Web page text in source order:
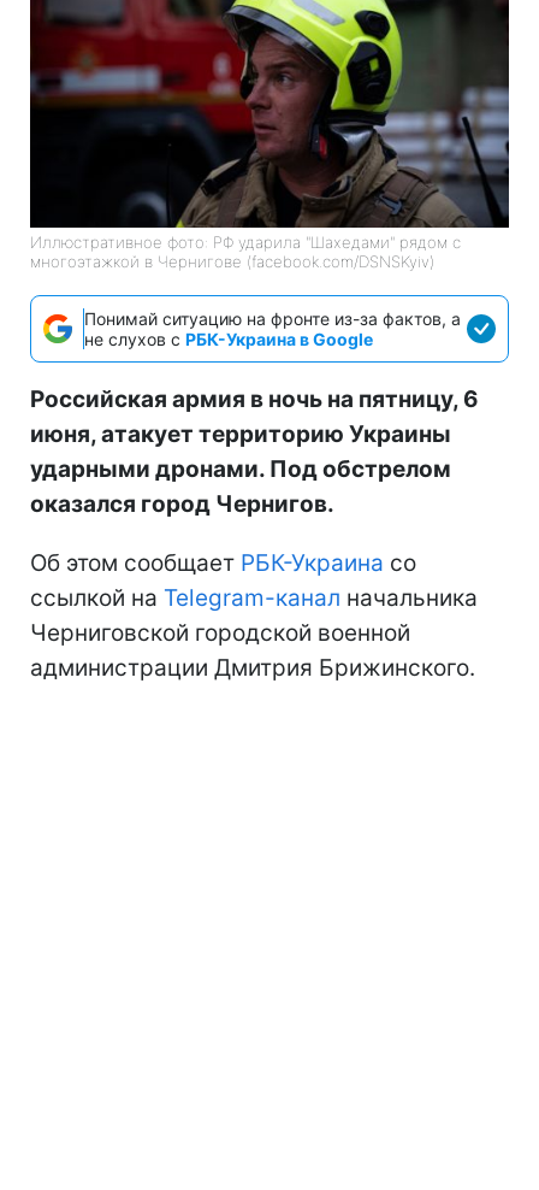
Иллюстративное фото: РФ ударила "Шахедами" рядом с
многоэтажкой в Чернигове (facebook.com/DSNSKyiv)
Понимай ситуацию на фронте из-за фактов, а
не слухов с РБК-Украина в Google
Российская армия в ночь на пятницу, 6
июня, атакует территорию Украины
ударными дронами. Под обстрелом
оказался город Чернигов.
Об этом сообщает РБК-Украина со
ссылкой на Telegram-канал начальника
Черниговской городской военной
администрации Дмитрия Брижинского.